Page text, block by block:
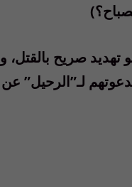
تهديد صريح بالقتل،
لـ”الرحيل”